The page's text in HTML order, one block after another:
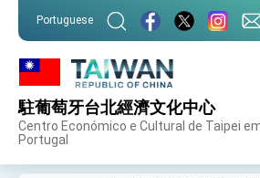
Portuguese
駐葡萄牙台北經濟文化中心
Centro Económico e Cultural de Taipei
Portugal
外交部重要言論
事處」，進一步深化台美交